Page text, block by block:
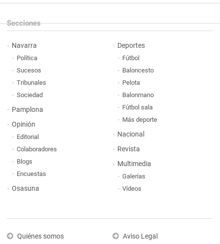
Secciones
Navarra
Política
Sucesos
Tribunales
Sociedad
Pamplona
Opinión
Editorial
Colaboradores
Blogs
Encuestas
Osasuna
Deportes
Fútbol
Baloncesto
Pelota
Balonmano
Fútbol sala
Más deporte
Nacional
Revista
Multimedia
Galerías
Vídeos
Quiénes somos Aviso Legal